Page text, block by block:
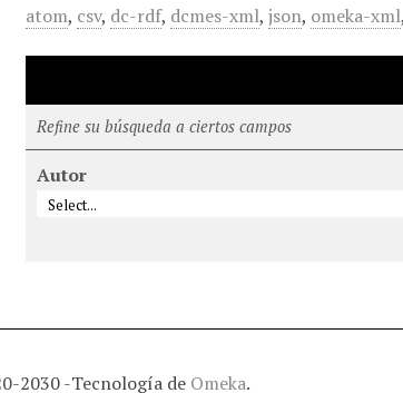
atom, csv, dc-rdf, dcmes-xml,json, omeka-xml,
Refine su búsqueda a ciertos campos
Autor
2030 -Tecnología de Omeka.